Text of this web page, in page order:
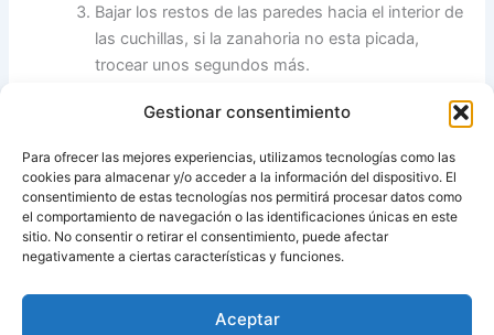
Gestionar consentimiento
Para ofrecer las mejores experiencias, utilizamos tecnologías como las
cookies para almacenar y/o acceder a la información del dispositivo. El
consentimiento de estas tecnologías nos permitirá procesar datos como
el comportamiento de navegación o las identificaciones únicas en este
sitio. No consentir o retirar el consentimiento, puede afectar
negativamente a ciertas características y funciones.
Aceptar
Bajar los restos de las paredes hacia el interior de
las cuchillas, si la zanahoria no esta picada,
trocear unos segundos más.
40 minutos, temperatura 100º, velocidad 2.
cestillo para evitar salpicaduras.
Si terminado el tiempo esta algo líquida programar
un poco más de tiempo. Dependerá el jugo que
tengan las naranjas.